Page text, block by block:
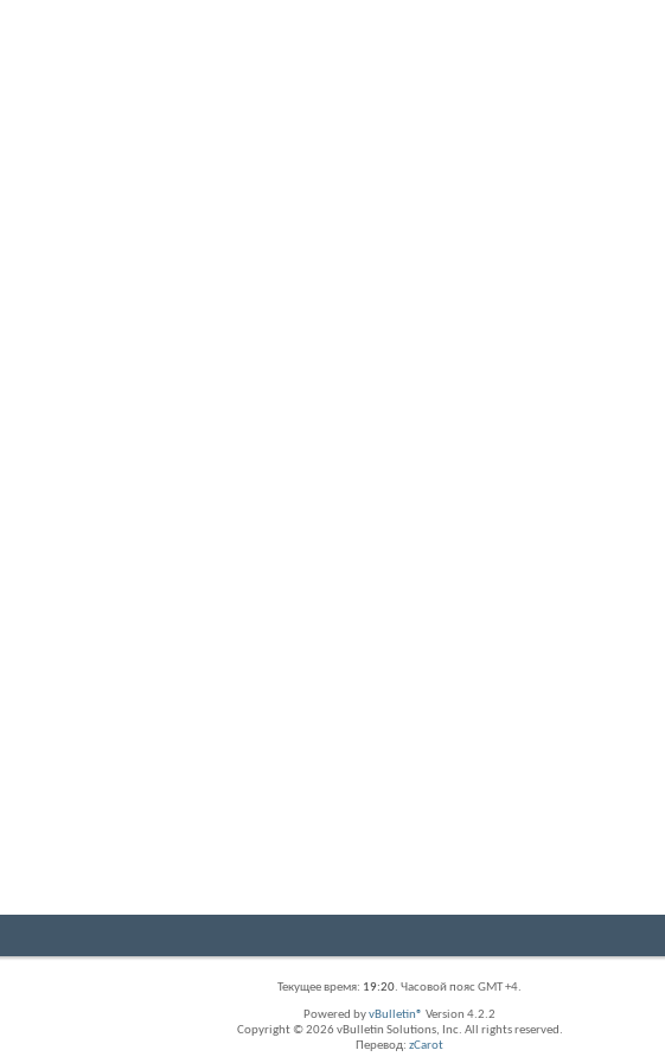
Текущее время: 19:20. Часовой пояс GMT +4.
Powered byvBulletin® Version 4.2.2
Copyright © 2026 vBulletin Solutions, Inc. All rights reserved.
Перевод: zCarot